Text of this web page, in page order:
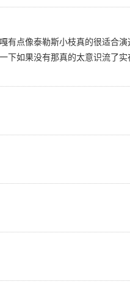
点像泰勒斯小枝真的很适合
如果没有那真的太意识流了